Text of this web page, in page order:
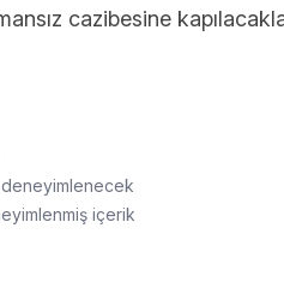
cazibesine
içerik